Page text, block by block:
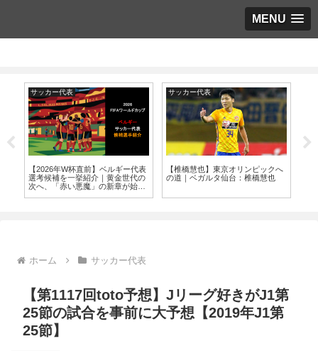
MENU
サッカー代表
【2026年W杯直前】ベルギー代表
選考候補を一挙紹介｜黄金世代の
次へ、「赤い悪魔」の新章が始ま
サッカー代表
【椎橋慧也】東京オリンピックへ
の道｜ベガルタ仙台：椎橋慧也
ホーム サッカー代表
【第1117回toto予想】Jリーグ好きがJ1第
25節の試合を事前に大予想【2019年J1第
25節】